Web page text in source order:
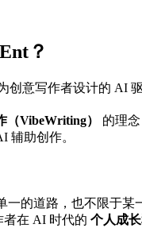
？
创意写作者设计的 AI
（VibeWriting）
的理
辅助创作。
一的道路，也不限于某
在 AI 时代的 个人成